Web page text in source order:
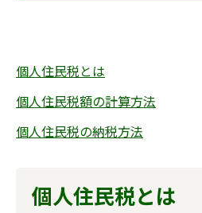
個人住民税とは
個人住民税額の計算方法
個人住民税の納税方法
個人住民税とは